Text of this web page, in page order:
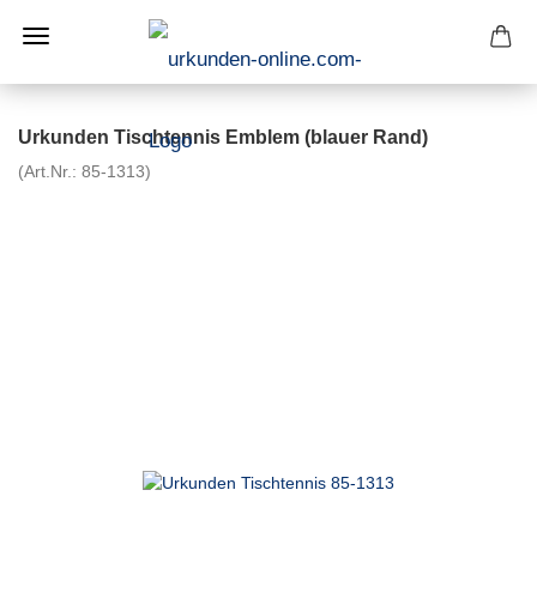
Urkunden Tischtennis Emblem (blauer Rand)
(Art.Nr.: 85-1313)